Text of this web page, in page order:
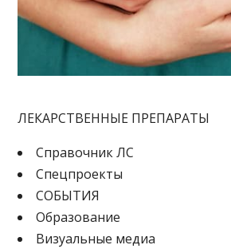
ЛЕКАРСТВЕННЫЕ ПРЕПАРАТЫ
Cправочник ЛС
Спецпроекты
СОБЫТИЯ
Образование
Визуальные медиа